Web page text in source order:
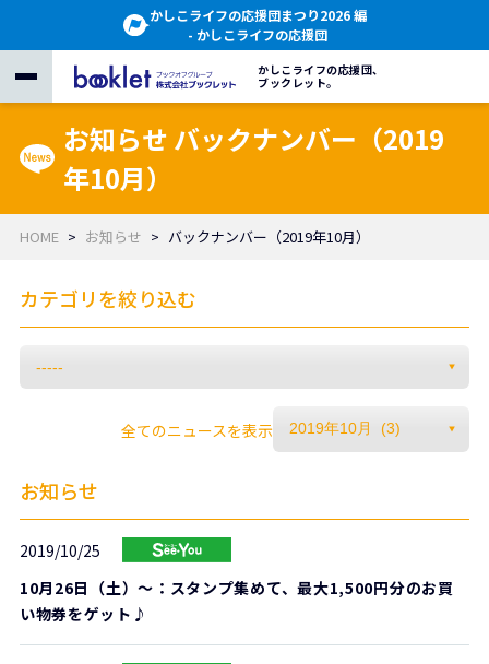
かしこライフの応援団まつり2026 編
- かしこライフの応援団
かしこライフの応援団、
ブックレット。
お知らせ バックナンバー（2019
年10月）
HOME お知らせ バックナンバー（2019年10月）
カテゴリを絞り込む
全てのニュースを表示
お知らせ
2019/10/25
10月26日（土）～：スタンプ集めて、最大1,500円分のお買
い物券をゲット♪